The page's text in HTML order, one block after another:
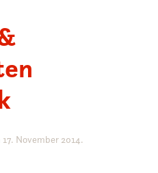
17. November 2014.